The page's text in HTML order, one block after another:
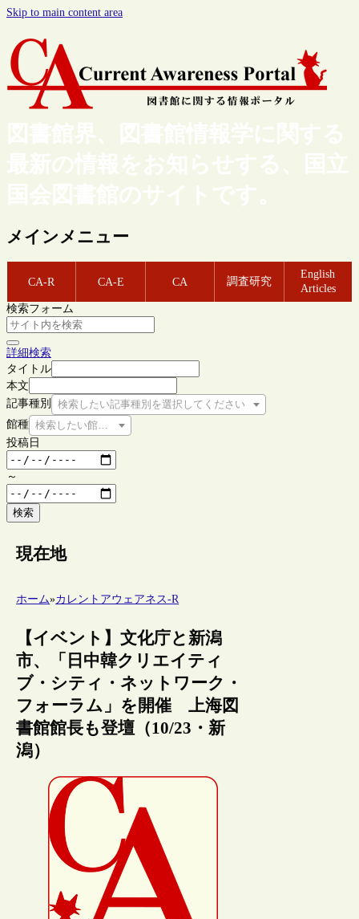
Skip to main content area
図書館界、図書館情報学に関する
最新の情報をお知らせする、国立
国会図書館のサイトです。
メインメニュー
CA-R CA-E CA 調査研究
English
Articles
検索フォーム
詳細検索
タイトル
本文
記事種別
検索したい記事種別を選択してください
館種 検索したい館種を選択してください
投稿日
～
検索
現在地
ホーム»カレントアウェアネス-R
【イベント】文化庁と新潟
市、「日中韓クリエイティ
ブ・シティ・ネットワーク・
フォーラム」を開催 上海図
書館館長も登壇（10/23・新
潟）